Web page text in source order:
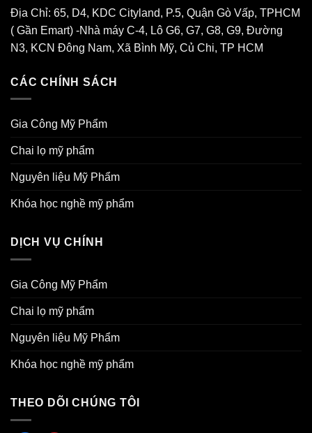
Địa Chỉ: 65, D4, KDC Cityland, P.5, Quận Gò Vấp, TPHCM
( Gần Emart) -Nhà máy C-4, Lô G6, G7, G8, G9, Đường
N3, KCN Đông Nam, Xã Bình Mỹ, Củ Chi, TP HCM
CÁC CHÍNH SÁCH
Gia Công Mỹ Phẩm
Chai lọ mỹ phẩm
Nguyên liệu Mỹ Phẩm
Khóa học nghề mỹ phẩm
DỊCH VỤ CHÍNH
Gia Công Mỹ Phẩm
Chai lọ mỹ phẩm
Nguyên liệu Mỹ Phẩm
Khóa học nghề mỹ phẩm
THEO DÕI CHÚNG TÔI